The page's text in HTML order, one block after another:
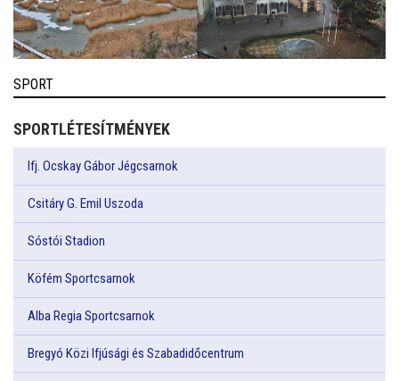
SPORT
SPORTLÉTESÍTMÉNYEK
Ifj. Ocskay Gábor Jégcsarnok
Csitáry G. Emil Uszoda
Sóstói Stadion
Köfém Sportcsarnok
Alba Regia Sportcsarnok
Bregyó Közi Ifjúsági és Szabadidőcentrum